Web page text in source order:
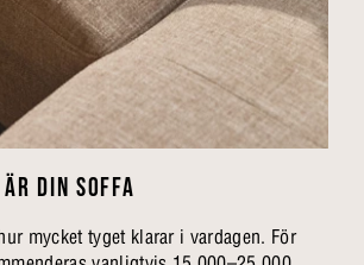
DIN SOFFA
mycket tyget klarar i vardagen. För